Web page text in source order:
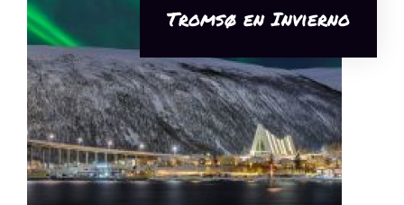
Tromsø en Invierno